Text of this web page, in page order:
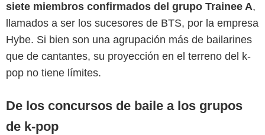
siete miembros confirmados del grupo Trainee A,
llamados a ser los sucesores de BTS, por la empresa
Hybe. Si bien son una agrupación más de bailarines
que de cantantes, su proyección en el terreno del k-
pop no tiene límites.
De los concursos de baile a los grupos
de k-pop